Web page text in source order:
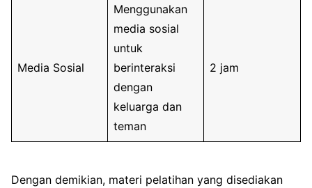
Media Sosial
Menggunakan
media sosial
untuk
berinteraksi
dengan
keluarga dan
teman
2 jam
Dengan demikian, materi pelatihan yang disediakan